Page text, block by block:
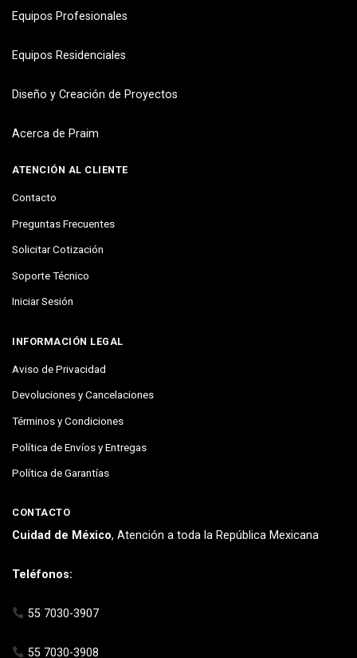
Equipos Profesionales
Equipos Residenciales
Diseño y Creación de Proyectos
Acerca de Praim
ATENCIÓN AL CLIENTE
Contacto
Preguntas Frecuentes
Solicitar Cotización
Soporte Técnico
Iniciar Sesión
INFORMACIÓN LEGAL
Aviso de Privacidad
Devoluciones y Cancelaciones
Términos y Condiciones
Política de Envíos y Entregas
Política de Garantías
CONTACTO
Cuidad de México, Atención a toda la República Mexicana
Teléfonos:
55 7030-3907
55 7030-3908